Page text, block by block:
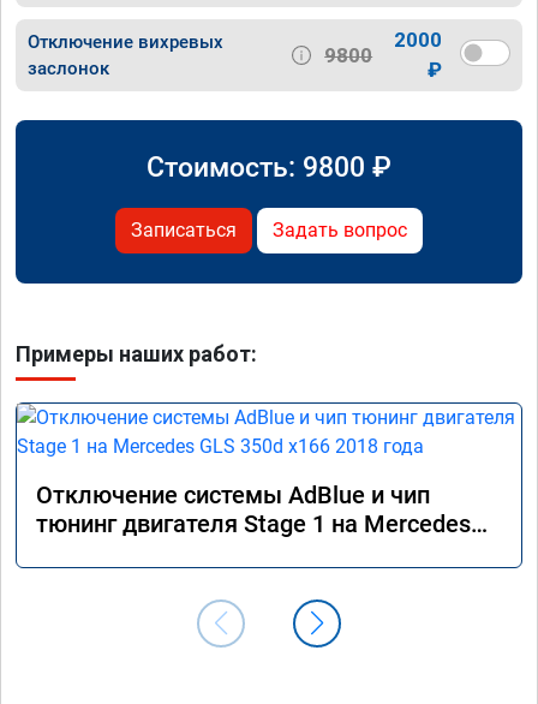
Отключение вихревых
заслонок
9800
2000
₽
Стоимость: 9800 ₽
Записаться Задать вопрос
Примеры наших работ:
Отключение системы AdBlue и чип
тюнинг двигателя Stage 1 на Mercedes